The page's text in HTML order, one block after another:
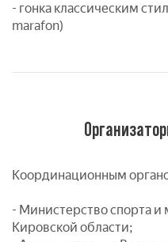
- гонка классическим
marafon)
Координационным
- Министерство спорта
Кировской области;